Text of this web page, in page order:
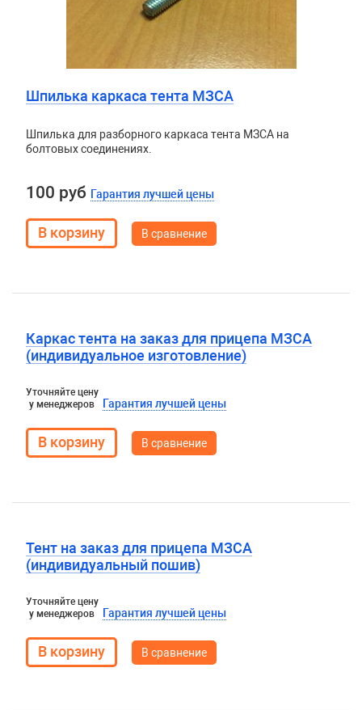
Шпилька каркаса тента МЗСА
Шпилька для разборного каркаса тента МЗСА на
болтовых соединениях.
100 руб Гарантия лучшей цены
В сравнение
Каркас тента на заказ для прицепа МЗСА
(индивидуальное изготовление)
Уточняйте цену
у менеджеров
Гарантия лучшей цены
В сравнение
Тент на заказ для прицепа МЗСА
(индивидуальный пошив)
Уточняйте цену
у менеджеров
Гарантия лучшей цены
В сравнение